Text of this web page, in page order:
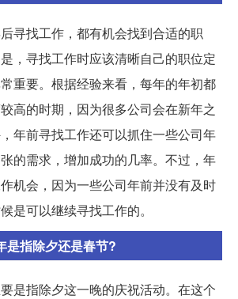
寻找工作，都有机会找到合适的职
，寻找工作时应该清晰自己的职位定
重要。根据经验来看，每年的年初都
高的时期，因为很多公司会在新年之
年前寻找工作还可以抓住一些公司年
的需求，增加成功的几率。不过，年
机会，因为一些公司年前并没有及时
是可以继续寻找工作的。
是指除夕还是春节?
是指除夕这一晚的庆祝活动。在这个